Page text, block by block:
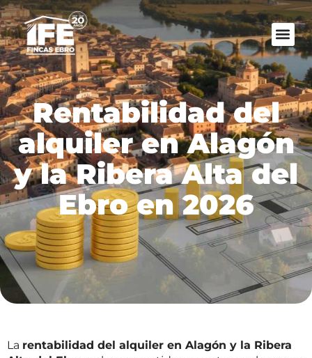
Rentabilidad del
alquiler en Alagón
y la Ribera Alta del
Ebro en 2026
La rentabilidad del alquiler en Alagón y la Ribera